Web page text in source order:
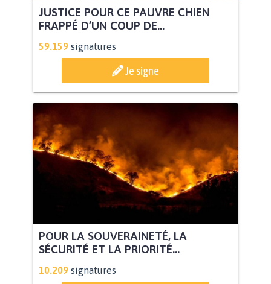
JUSTICE POUR CE PAUVRE CHIEN
FRAPPÉ D’UN COUP DE...
59.159 signatures
Je signe
POUR LA SOUVERAINETÉ, LA
SÉCURITÉ ET LA PRIORITÉ...
10.209 signatures